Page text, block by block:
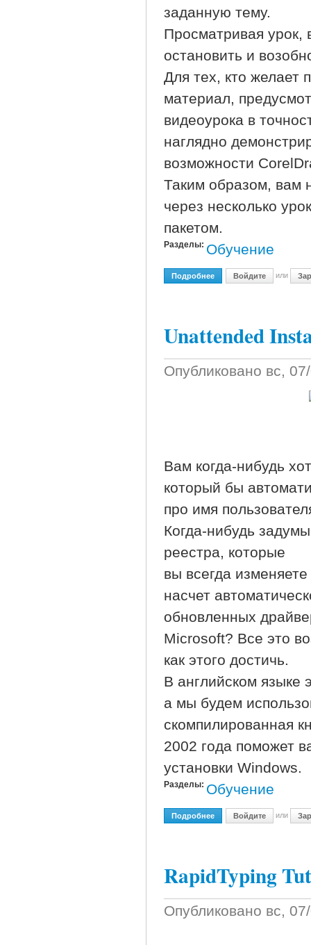
заданную тему.
Просматривая
остановить и
Для тех, кто желает
материал,
видеоурока в
наглядно
возможности
Таким образом, вам
через несколько
пакетом.
Разделы: Обучение
Подробнее О Обучение CorelDRAW
Войдите или
Unattended
Опубликовано вс,
Вам когда-нибудь
который бы
про имя
Когда-нибудь
реестра, которые
вы всегда
насчет
обновленных
Microsoft? Все это
как этого достичь.
В английском языке
а мы будем
скомпилированная
2002 года поможет
устанoвки Windows.
Разделы: Обучение
Подробнее О Unattended
Войдите или
RapidTyping
Опубликовано вс,